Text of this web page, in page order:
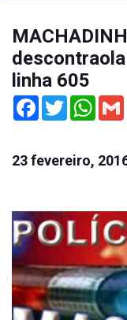
linha 605
Facebook
Twitter
23 fevereiro,